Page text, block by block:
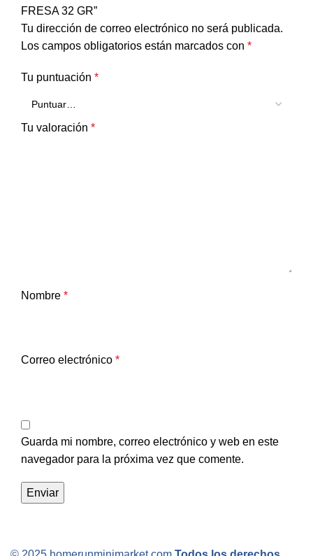
FRESA 32 GR”
Tu dirección de correo electrónico no será publicada.
Los campos obligatorios están marcados con *
Tu puntuación *
Tu valoración *
Nombre *
Correo electrónico *
Guarda mi nombre, correo electrónico y web en este
navegador para la próxima vez que comente.